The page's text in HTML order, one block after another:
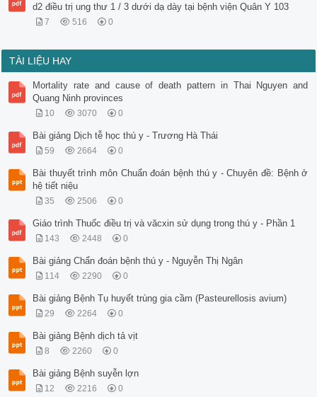
d2 điều trị ung thư 1 / 3 dưới dạ dày tại bệnh viện Quân Y 103
7 516 0
TÀI LIỆU HAY
Mortality rate and cause of death pattern in Thai Nguyen and
Quang Ninh provinces
10 3070 0
Bài giảng Dịch tễ học thú y - Trương Hà Thái
59 2664 0
Bài thuyết trình môn Chuẩn đoán bệnh thú y - Chuyên đề: Bệnh ở
hệ tiết niệu
35 2506 0
Giáo trình Thuốc điều trị và văcxin sử dụng trong thú y - Phần 1
143 2448 0
Bài giảng Chẩn đoán bệnh thú y - Nguyễn Thị Ngân
114 2290 0
Bài giảng Bệnh Tụ huyết trùng gia cầm (Pasteurellosis avium)
29 2264 0
Bài giảng Bệnh dịch tả vịt
8 2260 0
Bài giảng Bệnh suyễn lợn
12 2216 0